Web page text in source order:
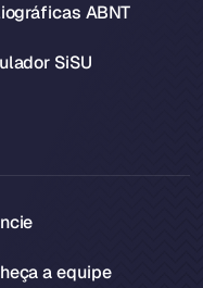
ABNT
SiSU
a equipe